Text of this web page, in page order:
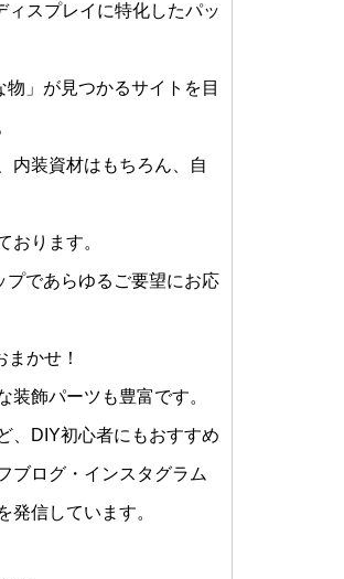
スプレイに特化したパッ
」が見つかるサイトを目
内装資材はもちろん、自
おります。
であらゆるご要望にお応
かせ！
飾パーツも豊富です。
、DIY初心者にもおすすめ
ブログ・インスタグラム
発信しています。